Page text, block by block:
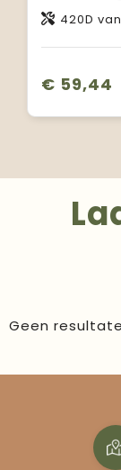
420D
€ 59,44
Geen